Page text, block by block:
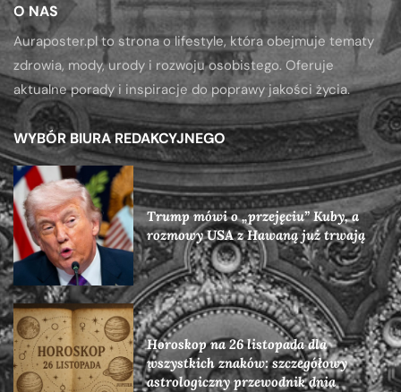
O NAS
Auraposter.pl to strona o lifestyle, która obejmuje tematy
zdrowia, mody, urody i rozwoju osobistego. Oferuje
aktualne porady i inspiracje do poprawy jakości życia.
WYBÓR BIURA REDAKCYJNEGO
Trump mówi o „przejęciu” Kuby, a
rozmowy USA z Hawaną już trwają
Horoskop na 26 listopada dla
wszystkich znaków: szczegółowy
astrologiczny przewodnik dnia